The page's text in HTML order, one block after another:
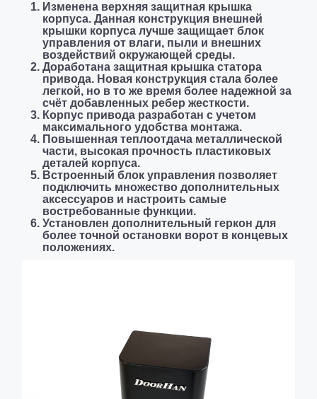
Изменена верхняя защитная крышка
корпуса. Данная конструкция внешней
крышки корпуса лучше защищает блок
управления от влаги, пыли и внешних
воздействий окружающей среды.
Доработана защитная крышка статора
привода. Новая конструкция стала более
легкой, но в то же время более надежной за
счёт добавленных ребер жесткости.
Корпус приводa разработaн с учетом
максимального удобства монтажа.
Повышенная теплоотдачa металлической
части, высокая прочность пластиковых
деталей корпуса.
Встроенный блок управления позволяет
подключить множество дополнительных
аксессуаров и настроить самые
востребованные функции.
Установлен дополнительный геркон для
более точной остановки ворот в концевых
положениях.